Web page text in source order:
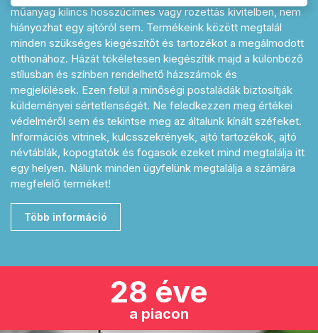
műanyag kilincs hosszúcímes vagy rozettás kivitelben, nem
hiányozhat egy ajtóról sem. Termékeink között megtalál
minden szükséges kiegészítőt és tartozékot a megálmodott
otthonához. Házát tökéletesen kiegészítik majd a különböző
stílusban és színben rendelhető házszámok és
megjelölések. Ezen felül a minőségi postaládák biztosítják
küldeményei sértetlenségét. Ne feledkezzen meg értékei
védelméről sem és tekintse meg az általunk kínált széfeket.
Információs vitrinek, kulcsszekrények, ajtó tartozékok, ajtó
névtáblák, kopogtatók és fogasok ezeket mind megtalálja itt
egy helyen. Nálunk minden ügyfelünk megtalálja a számára
megfelelő terméket!
Több információ
28 éve
a piacon